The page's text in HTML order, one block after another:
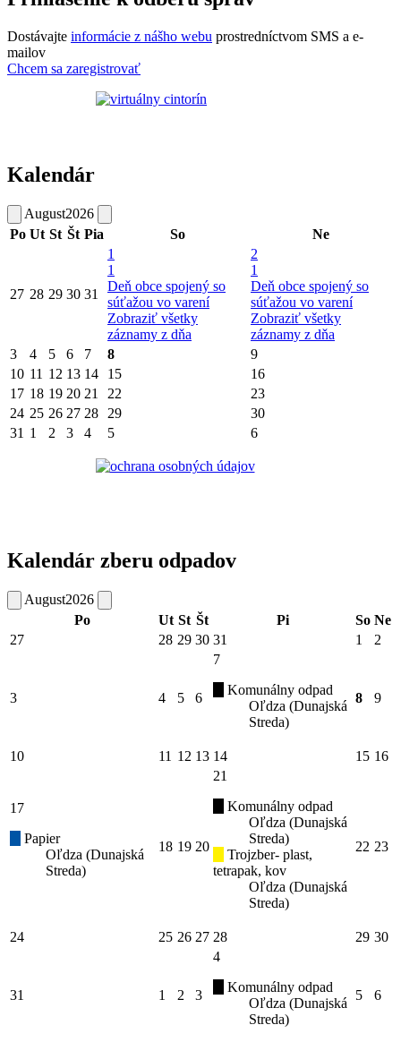
Dostávajte informácie z nášho webu prostredníctvom SMS a e-
mailov
Chcem sa zaregistrovať
Kalendár
August2026
Po Ut St Št Pia So Ne
27 28 29 30 31
1
1
Deň obce spojený so
súťažou vo varení
Zobraziť všetky
záznamy z dňa
2
1
Deň obce spojený so
súťažou vo varení
Zobraziť všetky
záznamy z dňa
3
4 5 6 7 8
9
10 11 12 13 14 15
16
17 18 19 20 21 22
23
24 25 26 27 28 29
30
31 1 2 3 4 5 6
Kalendár zberu odpadov
August2026
Po
Ut St Št Pi So Ne
27
28 29 30 31 1 2
3 4 5 6
7
Komunálny odpad
Oľdza (Dunajská
Streda)
8 9
10 11 12 13 14 15 16
17
Papier
Oľdza (Dunajská
Streda)
18 19 20
21
Komunálny odpad
Oľdza (Dunajská
Streda)
Trojzber- plast,
tetrapak, kov
Oľdza (Dunajská
Streda)
22 23
24 25 26 27 28 29 30
31 1 2 3
4
Komunálny odpad
Oľdza (Dunajská
Streda)
5 6